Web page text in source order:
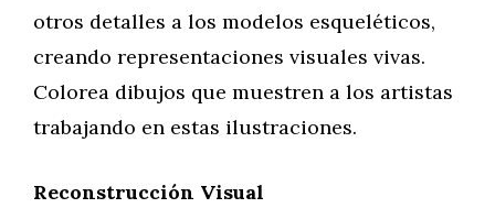
otros detalles a los modelos esqueléticos,
creando representaciones visuales vivas.
Colorea dibujos que muestren a los artistas
trabajando en estas ilustraciones.
Reconstrucción Visual